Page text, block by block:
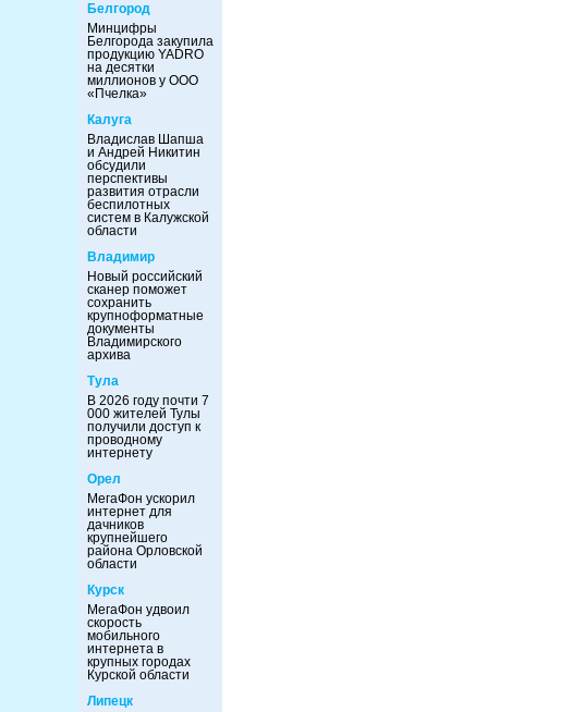
Белгород
Минцифры
Белгорода закупила
продукцию YADRO
на десятки
миллионов у ООО
«Пчелка»
Калуга
Владислав Шапша
и Андрей Никитин
обсудили
перспективы
развития отрасли
беспилотных
систем в Калужской
области
Владимир
Новый российский
сканер поможет
сохранить
крупноформатные
документы
Владимирского
архива
Тула
В 2026 году почти 7
000 жителей Тулы
получили доступ к
проводному
интернету
Орел
МегаФон ускорил
интернет для
дачников
крупнейшего
района Орловской
области
Курск
МегаФон удвоил
скорость
мобильного
интернета в
крупных городах
Курской области
Липецк